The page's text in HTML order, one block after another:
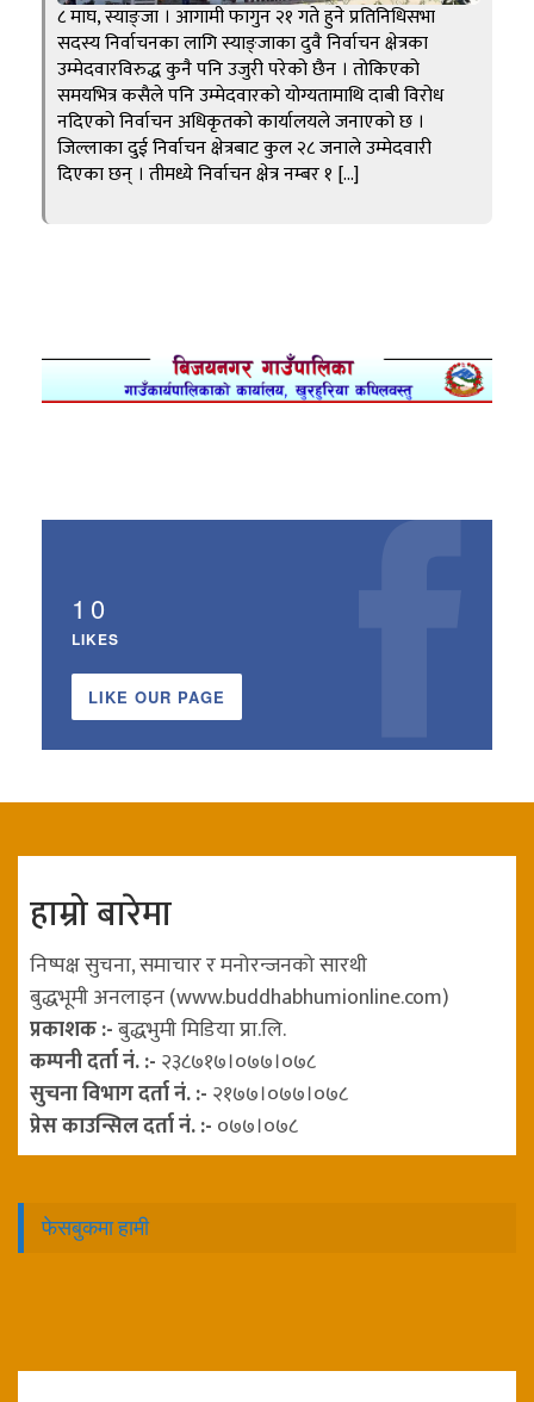
८ माघ, स्याङ्जा । आगामी फागुन २१ गते हुने प्रतिनिधिसभा
सदस्य निर्वाचनका लागि स्याङ्जाका दुवै निर्वाचन क्षेत्रका
उम्मेदवारविरुद्ध कुनै पनि उजुरी परेको छैन । तोकिएको
समयभित्र कसैले पनि उम्मेदवारको योग्यतामाथि दाबी विरोध
नदिएको निर्वाचन अधिकृतको कार्यालयले जनाएको छ ।
जिल्लाका दुई निर्वाचन क्षेत्रबाट कुल २८ जनाले उम्मेदवारी
दिएका छन् । तीमध्ये निर्वाचन क्षेत्र नम्बर १ […]
10
LIKES
LIKE OUR PAGE
हाम्रो बारेमा
निष्पक्ष सुचना, समाचार र मनोरन्जनको सारथी
बुद्धभूमी अनलाइन (www.buddhabhumionline.com)
प्रकाशक :-बुद्धभुमी मिडिया प्रा.लि.
कम्पनी दर्ता नं. :- २३८७१७।०७७।०७८
सुचना विभाग दर्ता नं. :- २१७७।०७७।०७८
प्रेस काउन्सिल दर्ता नं. :- ०७७।०७८
फेसबुकमा हामी